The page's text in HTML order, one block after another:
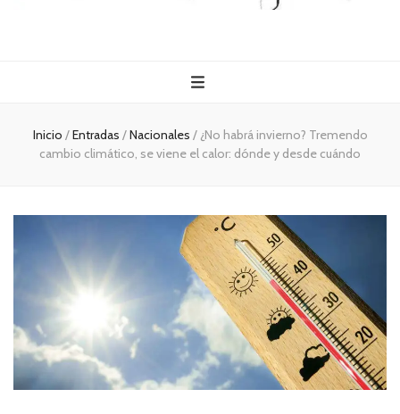
Todo es
(rosca)
política
Inicio /Entradas /Nacionales / ¿No habrá invierno? Tremendo
cambio climático, se viene el calor: dónde y desde cuándo